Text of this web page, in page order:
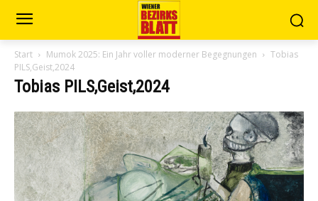
Start Mumok 2025: Ein Jahr voller moderner Begegnungen
Tobias
PILS,Geist,2024
Tobias PILS,Geist,2024